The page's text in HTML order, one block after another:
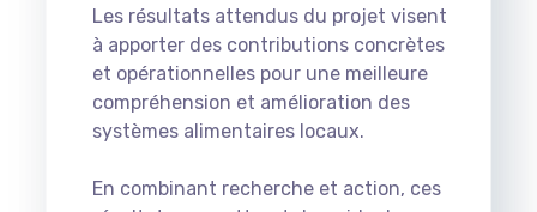
Les résultats attendus du projet visent
à apporter des contributions concrètes
et opérationnelles pour une meilleure
compréhension et amélioration des
systèmes alimentaires locaux.
En combinant recherche et action, ces